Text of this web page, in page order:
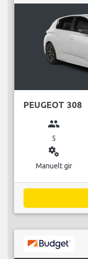
PEUGEOT 308
group
5
miscellaneous_services
Manuelt gir